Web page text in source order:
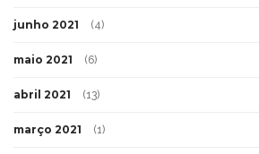
junho 2021 (4)
maio 2021 (6)
abril 2021 (13)
março 2021 (1)